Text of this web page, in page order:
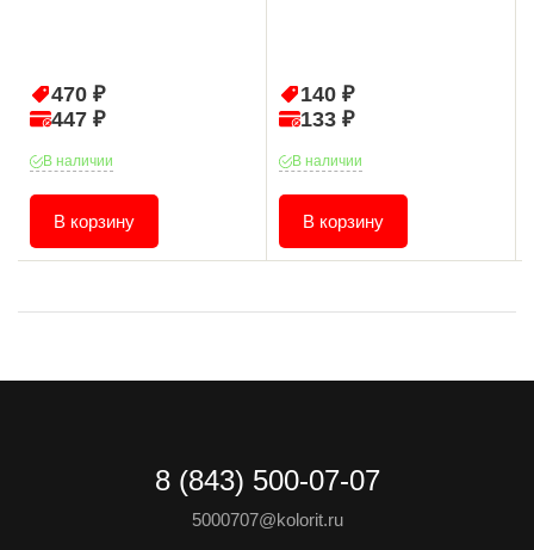
470 ₽
447 ₽
В наличии
В корзину
140 ₽
133 ₽
В наличии
В корзину
8 (843) 500-07-07
5000707@kolorit.ru